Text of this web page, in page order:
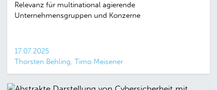
Relevanz für multinational agierende
Unternehmensgruppen und Konzerne
17.07.2025
Thorsten Behling, Timo Meisener